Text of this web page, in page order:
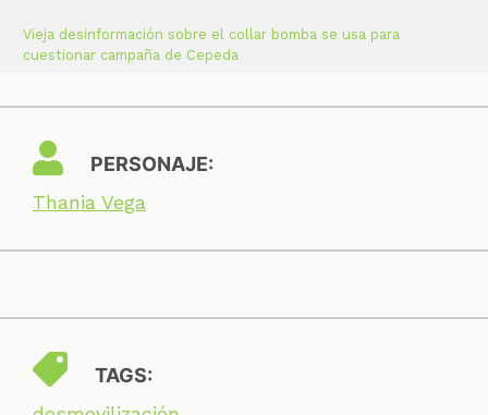
Vieja desinformación sobre el collar bomba se usa para
cuestionar campaña de Cepeda
PERSONAJE:
Thania Vega
TAGS: